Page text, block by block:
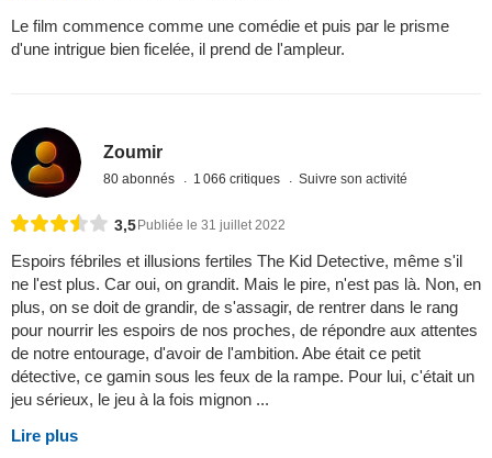
Le film commence comme une comédie et puis par le prisme
d'une intrigue bien ficelée, il prend de l'ampleur.
Zoumir
80 abonnés 1 066 critiques Suivre son activité
3,5 Publiée le 31 juillet 2022
Espoirs fébriles et illusions fertiles The Kid Detective, même s'il
ne l'est plus. Car oui, on grandit. Mais le pire, n'est pas là. Non, en
plus, on se doit de grandir, de s'assagir, de rentrer dans le rang
pour nourrir les espoirs de nos proches, de répondre aux attentes
de notre entourage, d'avoir de l'ambition. Abe était ce petit
détective, ce gamin sous les feux de la rampe. Pour lui, c'était un
jeu sérieux, le jeu à la fois mignon ...
Lire plus